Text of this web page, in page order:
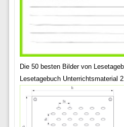
Die 50 besten Bilder von
Lesetagebuch Unterrichtsmaterial